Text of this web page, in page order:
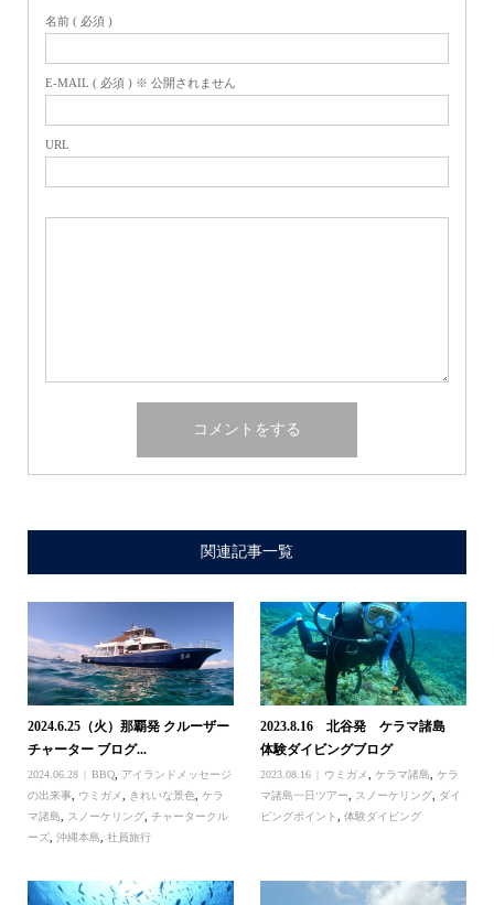
名前 ( 必須 )
E-MAIL ( 必須 ) ※ 公開されません
URL
関連記事一覧
2024.6.25（火）那覇発 クルーザー
チャーター ブログ...
2024.06.28 BBQ,
アイランドメッセージ
の出来事, ウミガメ きれいな景色
ケラ
マ諸島
スノーケリング, チャータークル
ーズ, 沖縄本島 社員旅行
2023.8.16 北谷発 ケラマ諸島
体験ダイビングブログ
2023.08.16 ウミガメ ,ケラマ諸島 ,ケラ
マ諸島一日ツアー
スノーケリング
ダイ
ビングポイント
,体験ダイビング